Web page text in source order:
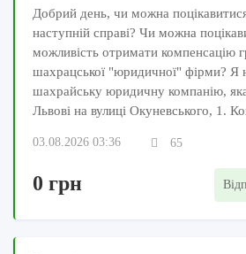
Добрий день, чи можна
наступній справі? Чи можна
можливість отримати компенсацію
шахрацської "юридичної" фірми? Я
шахрайську юридичну компанію,
Львові на вулиці Окуневського, 1.
03.08.2026 03:36 65
0 грн